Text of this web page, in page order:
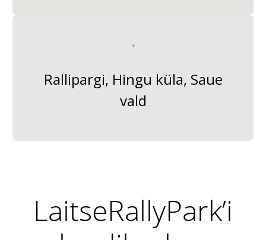
Rallipargi, Hingu küla, Saue
vald
LaitseRallyPark’i